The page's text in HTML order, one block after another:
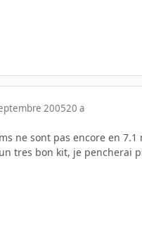
200520 a
ne sont pas encore en 7.1
tres bon kit, je pencherai